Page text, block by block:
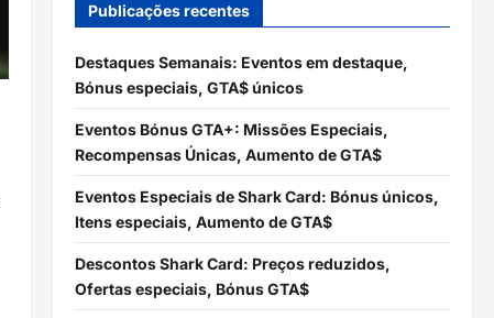
Publicações recentes
Destaques Semanais: Eventos em destaque,
Bónus especiais, GTA$ únicos
Eventos Bónus GTA+: Missões Especiais,
Recompensas Únicas, Aumento de GTA$
Eventos Especiais de Shark Card: Bónus únicos,
Itens especiais, Aumento de GTA$
Descontos Shark Card: Preços reduzidos,
Ofertas especiais, Bónus GTA$